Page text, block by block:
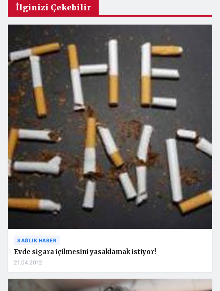
İlginizi Çekebilir
SAĞLIK HABER
Evde sigara içilmesini yasaklamak istiyor!
21.04.2012